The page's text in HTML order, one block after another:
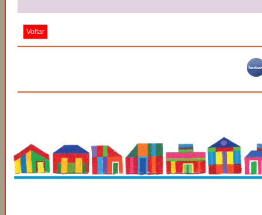
Voltar